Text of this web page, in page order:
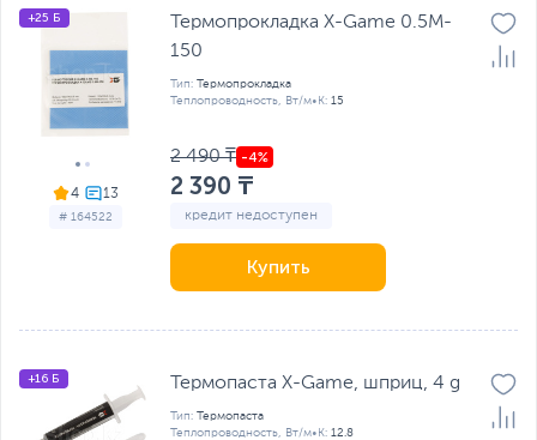
4
# 164522
+25 Б
Термопрокладка X-Game 0.5M-
150
Тип: Термопрокладка
Теплопроводность, Вт/м•К: 15
2 490 ₸
2 390 ₸
кредит недоступен
Купить
+16 Б Термопаста X-Game, шприц, 4 g
Тип: Термопаста
Теплопроводность, Вт/м•К: 12.8